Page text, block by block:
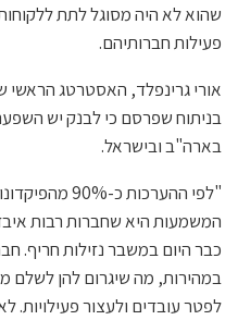
שהוא לא היה מסוגל לתת
פעילות חברותיהם.
אורי גרינפלד, האסטרטג
בניתוח שפרסם כי לבנק יש
בארה"ב ובישראל.
המשמעות היא שחברות רבות
כבר היום במשבר נזילות חריף.
במהירות, מה שיגרום להן לשלם
לפטר עובדים ולעצור